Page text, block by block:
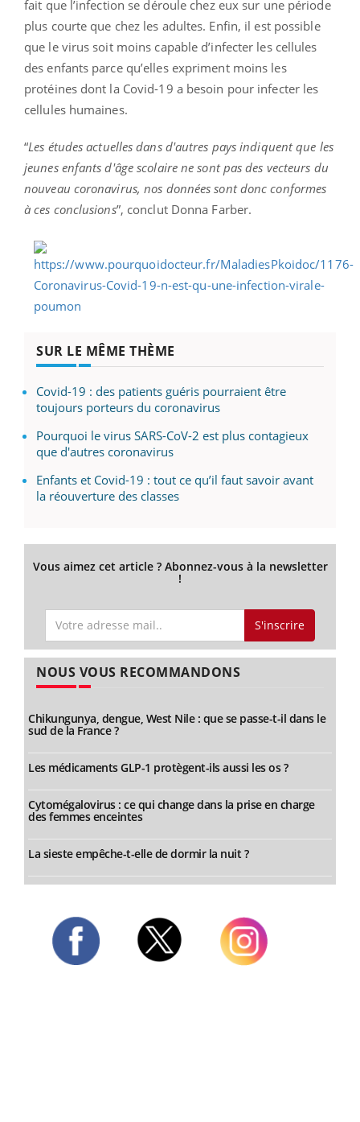
fait que l’infection se déroule chez eux sur une période
plus courte que chez les adultes. Enfin, il est possible
que le virus soit moins capable d’infecter les cellules
des enfants parce qu’elles expriment moins les
protéines dont la Covid-19 a besoin pour infecter les
cellules humaines.
“Les études actuelles dans d'autres pays indiquent que les
jeunes enfants d'âge scolaire ne sont pas des vecteurs du
nouveau coronavirus, nos données sont donc conformes
à ces conclusions”, conclut Donna Farber.
SUR LE MÊME THÈME
Covid-19 : des patients guéris pourraient être
toujours porteurs du coronavirus
Pourquoi le virus SARS-CoV-2 est plus contagieux
que d'autres coronavirus
Enfants et Covid-19 : tout ce qu’il faut savoir avant
la réouverture des classes
Vous aimez cet article ? Abonnez-vous à la newsletter
!
S'inscrire
NOUS VOUS RECOMMANDONS
Chikungunya, dengue, West Nile : que se passe-t-il dans le
sud de la France ?
Les médicaments GLP-1 protègent-ils aussi les os ?
Cytomégalovirus : ce qui change dans la prise en charge
des femmes enceintes
La sieste empêche-t-elle de dormir la nuit ?